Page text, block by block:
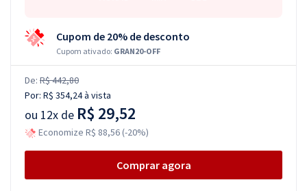
Cupom de 20% de desconto
Cupom ativado: GRAN20-OFF
De: R$ 442,80
Por: R$ 354,24à vista
ou 12x de R$ 29,52
Economize R$ 88,56 (-20%)
Comprar agora